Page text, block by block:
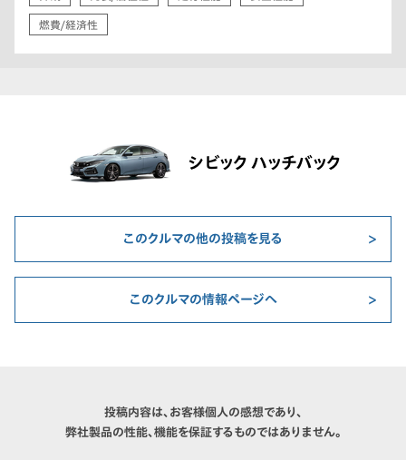
燃費/経済性
シビック ハッチバック
このクルマの他の投稿を見る
このクルマの情報ページへ
投稿内容は、お客様個人の感想であり、
弊社製品の性能、機能を保証するものではありません。